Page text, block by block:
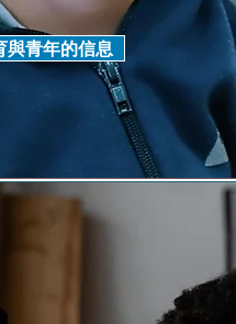
與青年的信息